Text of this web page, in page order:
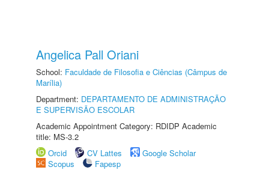
Angelica Pall Oriani
School: Faculdade de Filosofia e Ciências (Câmpus de
Marília)
Department: DEPARTAMENTO DE ADMINISTRAÇÃO
E SUPERVISÃO ESCOLAR
Academic Appointment Category: RDIDP Academic
title: MS-3.2
Orcid
CV Lattes
Google Scholar
Scopus
Fapesp